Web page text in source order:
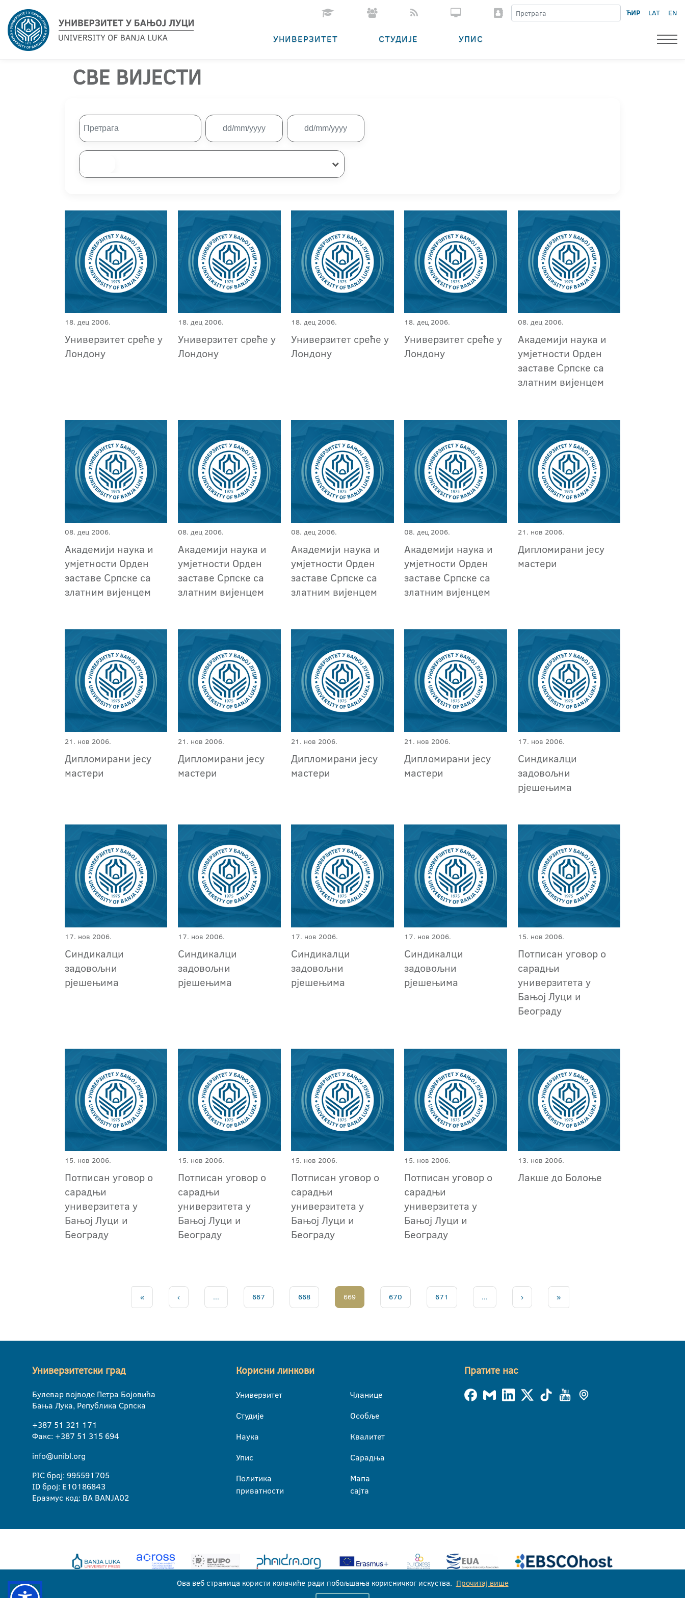
ЋИР LAT EN
УНИВЕРЗИТЕТ СТУДИЈЕ УПИС
СВЕ ВИЈЕСТИ
18. дец 2006.
Универзитет среће у
Лондону
18. дец 2006.
Универзитет среће у
Лондону
18. дец 2006.
Универзитет среће у
Лондону
18. дец 2006.
Универзитет среће у
Лондону
08. дец 2006.
Академији наука и
умјетности Орден
заставе Српске са
златним вијенцем
08. дец 2006.
Академији наука и
умјетности Орден
заставе Српске са
златним вијенцем
08. дец 2006.
Академији наука и
умјетности Орден
заставе Српске са
златним вијенцем
08. дец 2006.
Академији наука и
умјетности Орден
заставе Српске са
златним вијенцем
08. дец 2006.
Академији наука и
умјетности Орден
заставе Српске са
златним вијенцем
21. нов 2006.
Дипломирани јесу
мастери
21. нов 2006.
Дипломирани јесу
мастери
21. нов 2006.
Дипломирани јесу
мастери
21. нов 2006.
Дипломирани јесу
мастери
21. нов 2006.
Дипломирани јесу
мастери
17. нов 2006.
Синдикалци
задовољни
рјешењима
17. нов 2006.
Синдикалци
задовољни
рјешењима
17. нов 2006.
Синдикалци
задовољни
рјешењима
17. нов 2006.
Синдикалци
задовољни
рјешењима
17. нов 2006.
Синдикалци
задовољни
рјешењима
15. нов 2006.
Потписан уговор о
сарадњи
универзитета у
Бањој Луци и
Београду
15. нов 2006.
Потписан уговор о
сарадњи
универзитета у
Бањој Луци и
Београду
15. нов 2006.
Потписан уговор о
сарадњи
универзитета у
Бањој Луци и
Београду
15. нов 2006.
Потписан уговор о
сарадњи
универзитета у
Бањој Луци и
Београду
15. нов 2006.
Потписан уговор о
сарадњи
универзитета у
Бањој Луци и
Београду
13. нов 2006.
Лакше до Болоње
« ‹ ... 667 668 669 670 671 ... › »
Универзитетски град
Булевар војводе Петра Бојовића
Бања Лука, Република Српска
+387 51 321 171
Факс: +387 51 315 694
info@unibl.org
PIC број: 995591705
ID број: E10186843
Еразмус код: BA BANJA02
Корисни линкови
Универзитет
Студије
Наука
Упис
Политика
приватности
Чланице
Особље
Квалитет
Сарадња
Мапа
сајта
Пратите нас
Ова веб страница користи колачиће ради побољшања корисничког искуства. Прочитај више